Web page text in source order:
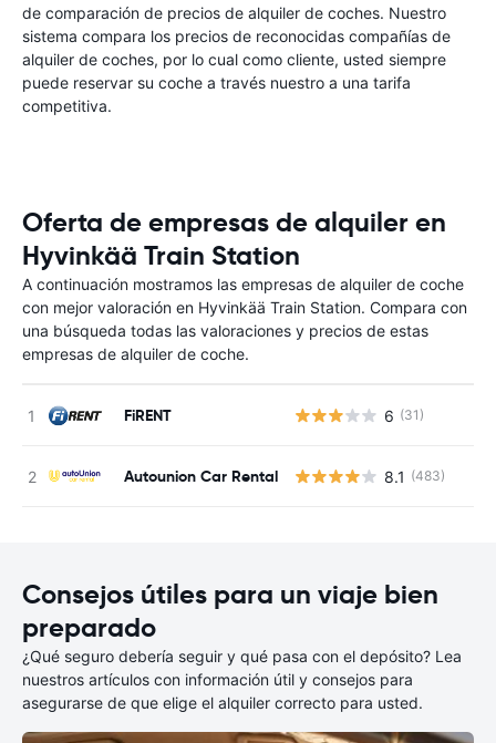
de comparación de precios de alquiler de coches. Nuestro
sistema compara los precios de reconocidas compañías de
alquiler de coches, por lo cual como cliente, usted siempre
puede reservar su coche a través nuestro a una tarifa
competitiva.
Oferta de empresas de alquiler en
Hyvinkää Train Station
A continuación mostramos las empresas de alquiler de coche
con mejor valoración en Hyvinkää Train Station. Compara con
una búsqueda todas las valoraciones y precios de estas
empresas de alquiler de coche.
FiRENT 6 (31)
Autounion Car Rental 8.1 (483)
Consejos útiles para un viaje bien
preparado
¿Qué seguro debería seguir y qué pasa con el depósito? Lea
nuestros artículos con información útil y consejos para
asegurarse de que elige el alquiler correcto para usted.